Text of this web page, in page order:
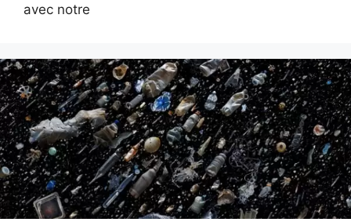
avec notre